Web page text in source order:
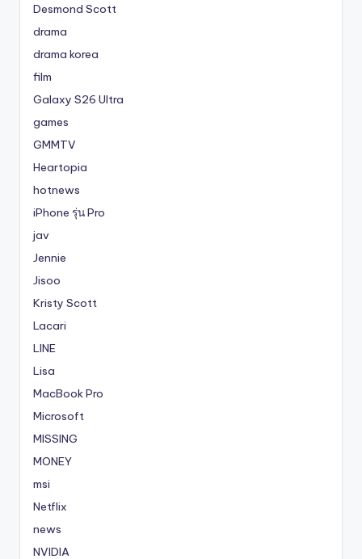
Desmond Scott
drama
drama korea
film
Galaxy S26 Ultra
games
GMMTV
Heartopia
hotnews
iPhone รุ่น Pro
jav
Jennie
Jisoo
Kristy Scott
Lacari
LINE
Lisa
MacBook Pro
Microsoft
MISSING
MONEY
msi
Netflix
news
NVIDIA